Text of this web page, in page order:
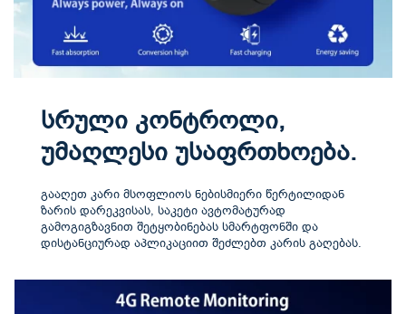
სრული კონტროლი,
უმაღლესი უსაფრთხოება.
გააღეთ კარი მსოფლიოს ნებისმიერი წერტილიდან
ზარის დარეკვისას, საკეტი ავტომატურად
გამოგიგზავნით შეტყობინებას სმარტფონში და
დისტანციურად აპლიკაციით შეძლებთ კარის გაღებას.